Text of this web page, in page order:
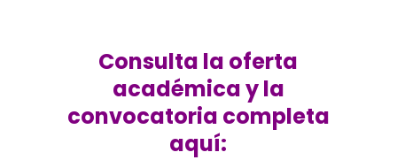
Consulta la oferta
académica y la
convocatoria completa
aquí: